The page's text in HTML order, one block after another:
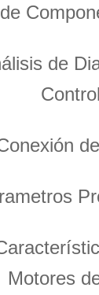
de
de
Control
Motores